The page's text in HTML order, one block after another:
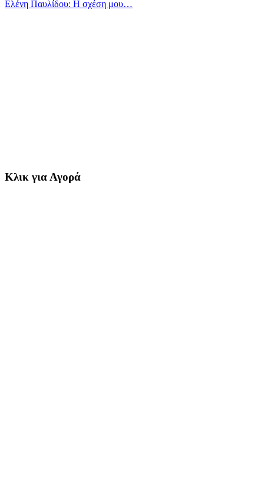
Ελένη Παυλίδου: Η σχέση μου…
Κλικ για Αγορά